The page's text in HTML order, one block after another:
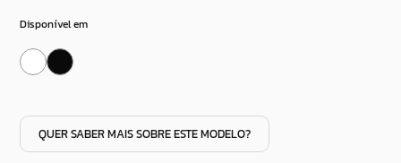
Disponível em
QUER SABER MAIS SOBRE ESTE MODELO?